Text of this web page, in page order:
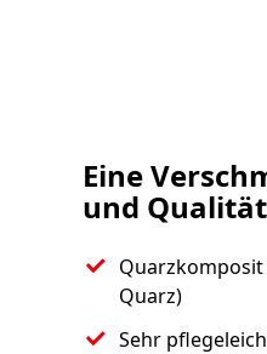
Eine
und Qualität
Quarz)
Sehr